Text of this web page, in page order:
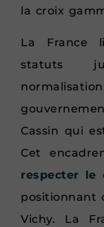
la croix
La France
statuts
Cassin qui
Cet
respecter le
positionnant
Vichy. La